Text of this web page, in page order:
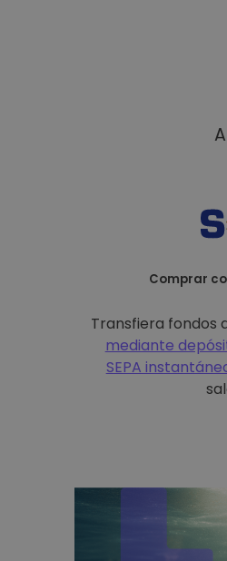
Comprar
Transfiera fondos
mediante
SEPA